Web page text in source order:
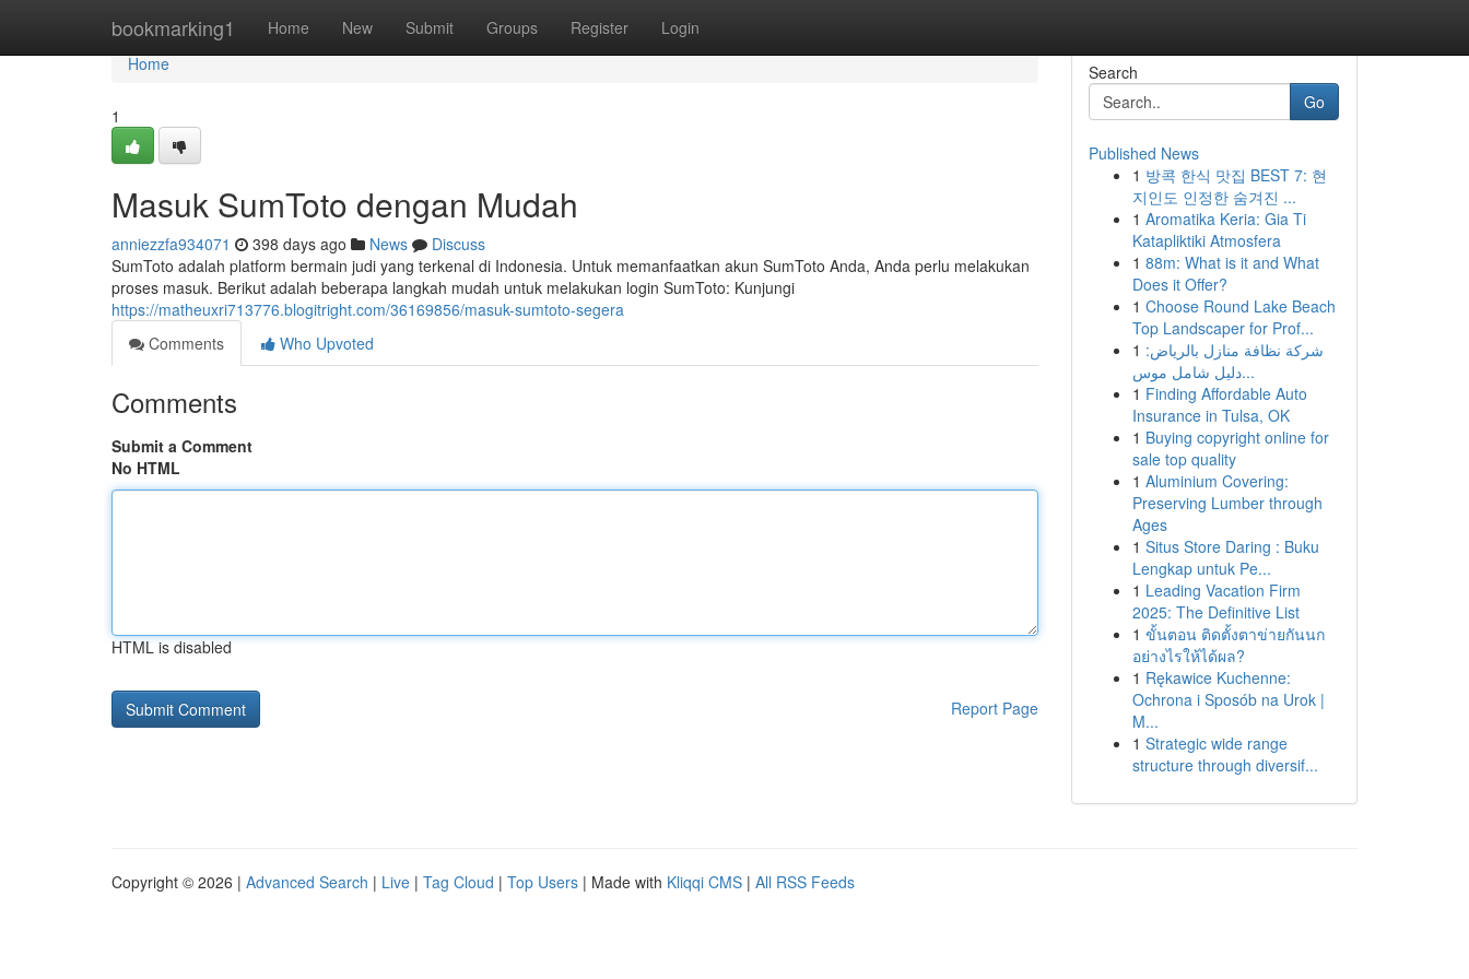
bookmarking1 Home New Submit Groups Register Login
Home
Home
1
Masuk SumToto dengan Mudah
anniezzfa934071 398 days ago News
Discuss
SumToto adalah platform bermain judi yang terkenal di Indonesia. Untuk memanfaatkan akun SumToto Anda, Anda perlu melakukan
proses masuk. Berikut adalah beberapa langkah mudah untuk melakukan login SumToto: Kunjungi
https://matheuxri713776.blogitright.com/36169856/masuk-sumtoto-segera
Comments
Who Upvoted
Comments
Submit a Comment
No HTML
HTML is disabled
Report Page
Search
Go
Published News
1 방콕 한식 맛집 BEST 7: 현
지인도 인정한 숨겨진 ...
1 Aromatika Keria: Gia Ti
Katapliktiki Atmosfera
1 88m: What is it and What
Does it Offer?
1 Choose Round Lake Beach
Top Landscaper for Prof...
1 شركة نظافة منازل بالرياض:
دليل شامل موس...
1 Finding Affordable Auto
Insurance in Tulsa, OK
1 Buying copyright online for
sale top quality
1 Aluminium Covering:
Preserving Lumber through
Ages
1 Situs Store Daring : Buku
Lengkap untuk Pe...
1 Leading Vacation Firm
2025: The Definitive List
1 ขั้นตอน ติดตั้งตาข่ายกันนก
อย่างไรให้ได้ผล?
1 Rękawice Kuchenne:
Ochrona i Sposób na Urok |
M...
1 Strategic wide range
structure through diversif...
Copyright © 2026 | Advanced Search | Live | Tag Cloud | Top Users | Made with Kliqqi CMS | All RSS Feeds